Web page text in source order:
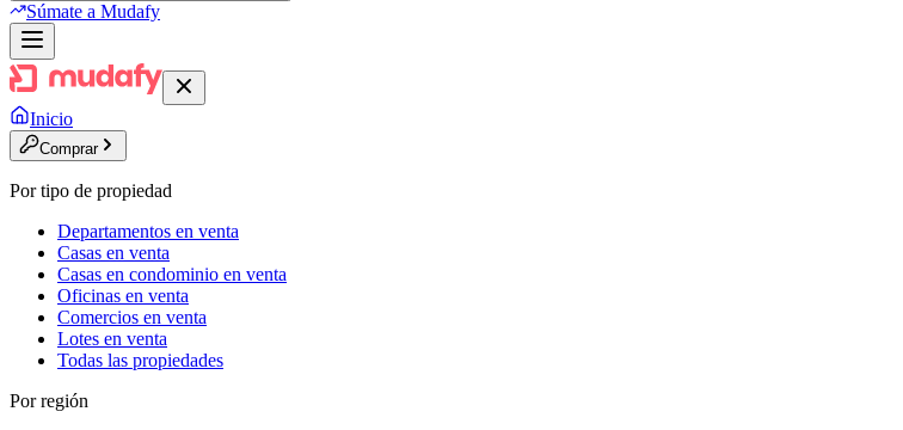
Súmate a Mudafy
Inicio
Comprar
Por tipo de propiedad
Departamentos en venta
Casas en venta
Casas en condominio en venta
Oficinas en venta
Comercios en venta
Lotes en venta
Todas las propiedades
Por región